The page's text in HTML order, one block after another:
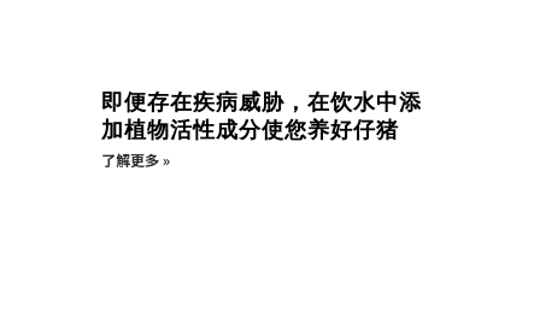
即便存在疾病威胁，在饮水中添
加植物活性成分使您养好仔猪
了解更多 »